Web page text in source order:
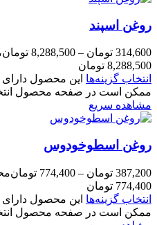
روغن اسپند
314,600 تومان –
8,288,500 تومان
8,288,500 تومان
انتخاب گزینه‌ها این محصول دارای
ممکن است در صفحه محصول
مشاهده سریع
روغن اسطوخودوس
387,200 تومان –
774,400 تومان
774,400 تومان
انتخاب گزینه‌ها این محصول دارای
ممکن است در صفحه محصول